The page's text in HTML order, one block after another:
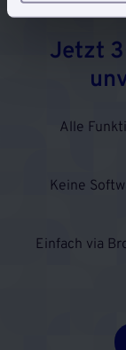
Jetzt
Alle
Keine
Einfach via